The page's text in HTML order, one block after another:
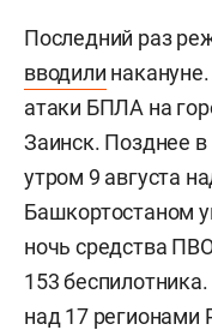
Последний раз
вводили
атаки БПЛА на
Заинск. Позднее
утром 9 августа
Башкортостаном
ночь средства
153
над 17 регионами